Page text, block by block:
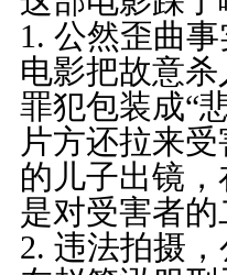
1. 公然歪曲
电影把故意
罪犯包装成“
片方还拉来
的儿子出镜
是对受害者
2. 违法拍摄